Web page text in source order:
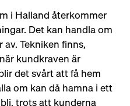
i Halland återkommer
Det kan handla om
Tekniken finns,
kundkraven är
det svårt att få hem
om kan då hamna i ett
trots att kunderna